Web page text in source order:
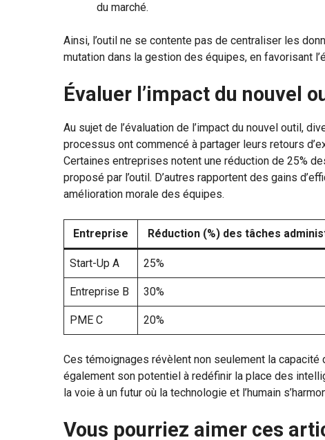
du marché.
Ainsi, l’outil ne se contente pas de centraliser les
mutation dans la gestion des équipes, en favorisant
Évaluer l’impact du nouvel
Au sujet de l’évaluation de l’impact du nouvel outil,
processus ont commencé à partager leurs retours
Certaines entreprises notent une réduction de 25%
proposé par l’outil. D’autres rapportent des gains
amélioration morale des équipes.
Entreprise Réduction (%) des tâches
Start-Up A 25%
Entreprise B 30%
PME C 20%
Ces témoignages révèlent non seulement la capacité
également son potentiel à redéfinir la place des
la voie à un futur où la technologie et l’humain
Vous pourriez aimer ces